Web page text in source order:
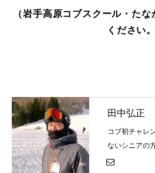
（岩手高原コブスクール・た
ください。
田中弘正
コブ初チャレ
ないシニアの
がらコブにチ